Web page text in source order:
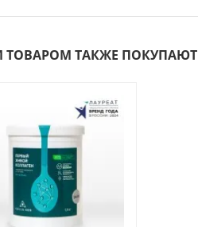
ТОВАРОМ ТАКЖЕ ПОКУПАЮТ